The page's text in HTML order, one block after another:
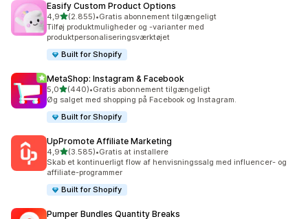
Easify Custom Product Options
4,9ud af 5 stjerner
(2.855)
2855 anmeldelser i alt
•Gratis abonnement tilgængeligt
Tilføj produktmuligheder og -varianter med
produktpersonaliseringsværktøjet
Built for Shopify
MetaShop: Instagram & Facebook
5,0ud af 5 stjerner
(440)
440 anmeldelser i alt
•Gratis abonnement tilgængeligt
Øg salget med shopping på Facebook og Instagram.
Built for Shopify
UpPromote Affiliate Marketing
4,9ud af 5 stjerner
(3.585)
3585 anmeldelser i alt
•Gratis at installere
Skab et kontinuerligt flow af henvisningssalg med influencer- og
affiliate-programmer
Built for Shopify
Pumper Bundles Quantity Breaks